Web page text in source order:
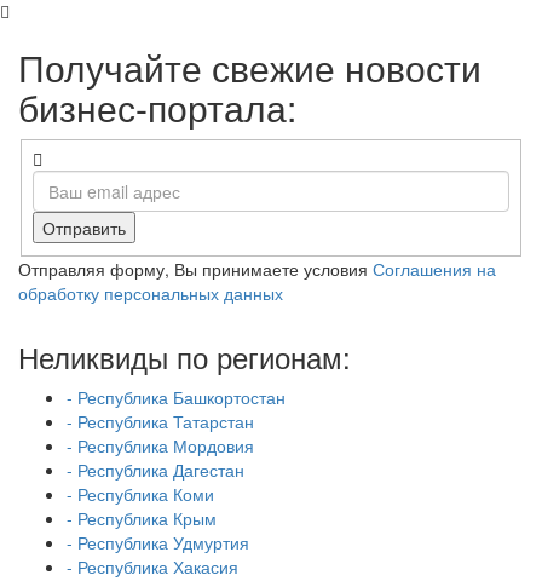
Получайте свежие новости
бизнес-портала:
Отправить
Отправляя форму, Вы принимаете условия Соглашения на
обработку персональных данных
Неликвиды по регионам:
- Республика Башкортостан
- Республика Татарстан
- Республика Мордовия
- Республика Дагестан
- Республика Коми
- Республика Крым
- Республика Удмуртия
- Республика Хакасия